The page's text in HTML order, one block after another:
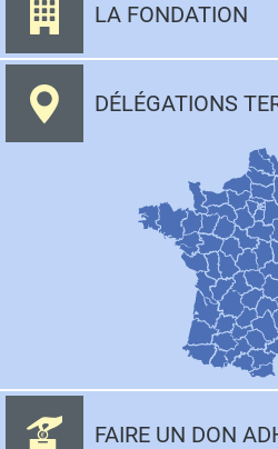
LA FONDATION
DÉLÉGATIONS
FAIRE UN DON